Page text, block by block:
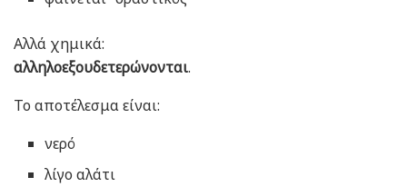
Αλλά χημικά:
αλληλοεξουδετερώνονται.
Το αποτέλεσμα είναι:
νερό
λίγο αλάτι